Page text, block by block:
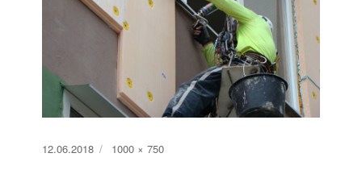
Опубликовано
12.06.2018
Полный
1000 × 750